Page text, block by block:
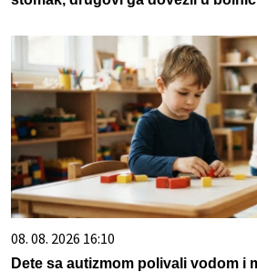
08. 08. 2026 16:10
Dete sa autizmom polivali vodom i